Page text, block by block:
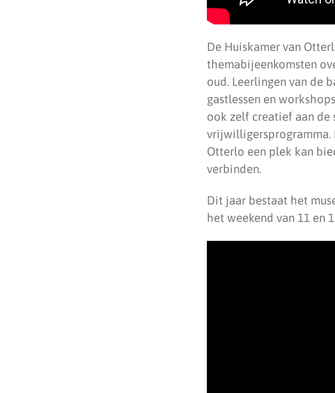
De Huiskamer van
themabijeenkomsten
oud. Leerlingen van de
gastlessen en
ook zelf creatief aan de
vrijwilligersprogramma.
Otterlo een plek kan
verbinden.
Dit jaar bestaat het
het weekend van 11 en